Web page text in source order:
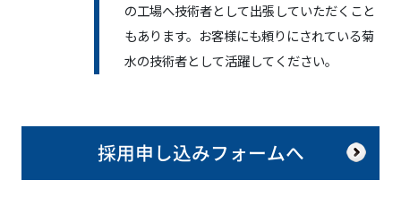
の工場へ技術者として出張していただくこと
もあります。お客様にも頼りにされている菊
水の技術者として活躍してください。
採用申し込みフォームへ